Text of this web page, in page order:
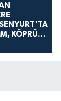
KÖPRÜ